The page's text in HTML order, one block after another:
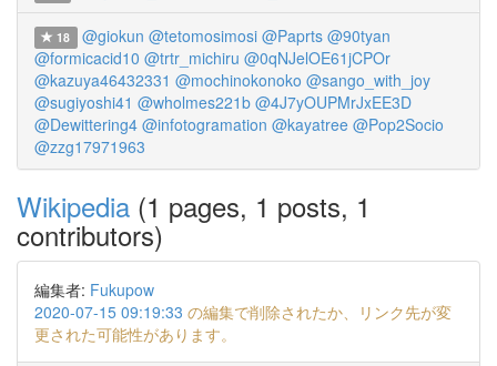
18 @giokun @tetomosimosi @Paprts @90tyan
@formicacid10 @trtr_michiru @0qNJelOE61jCPOr
@kazuya46432331 @mochinokonoko @sango_with_joy
@sugiyoshi41 @wholmes221b @4J7yOUPMrJxEE3D
@Dewittering4 @infotogramation @kayatree @Pop2Socio
@zzg17971963
Wikipedia (1 pages, 1 posts, 1
contributors)
編集者: Fukupow
2020-07-15 09:19:33 の編集で削除されたか、リンク先が変
更された可能性があります。